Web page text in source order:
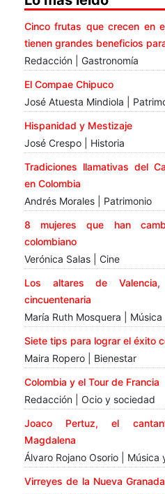
Cinco frutas que crecen en
tienen grandes beneficios
Redacción | Gastronomía
El Compae Chipuco
José Atuesta Mindiola |
Hispanidad y Mestizaje
José Crespo | Historia
Tradiciones llamativas del
en Colombia
Andrés Morales | Patrimonio
8 mujeres que han
colombiano
Verónica Salas | Cine
Los altares de
cincuentenaria
María Ruth Mosquera |
Siete tips para lograr el éxito
Maira Ropero | Bienestar
Colombia y el Tour de Francia
Redacción | Ocio y sociedad
Joaco Pertuz, el
Magdalena
Álvaro Rojano Osorio | Música
Virreyes de la Nueva